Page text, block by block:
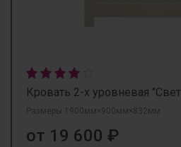
Кровать 2-х уровневая
Размеры 1900мм×900мм×832мм
от 19 600 ₽